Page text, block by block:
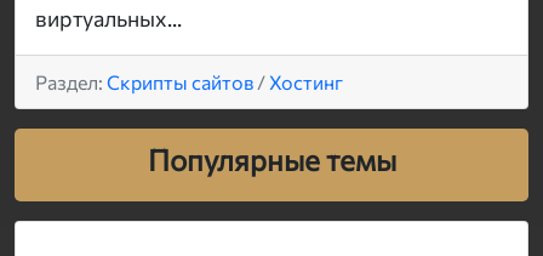
виртуальных...
Раздел: Скрипты сайтов /Хостинг
Популярные темы